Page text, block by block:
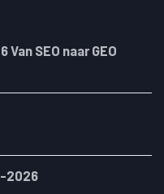
SEO naar GEO
2026